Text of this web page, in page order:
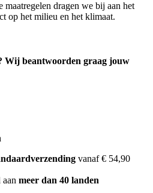
maatregelen dragen we bij aan het
op het milieu en het klimaat.
Wij beantwoorden graag jouw
vanaf € 54,90
meer dan 40 landen